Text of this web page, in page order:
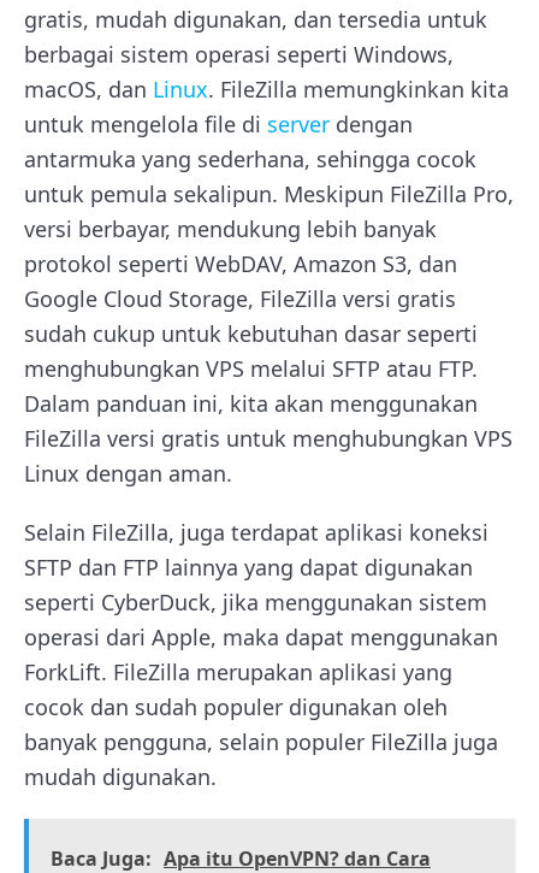
gratis, mudah digunakan, dan tersedia untuk
berbagai sistem operasi seperti Windows,
macOS, dan Linux. FileZilla memungkinkan kita
untuk mengelola file di server dengan
antarmuka yang sederhana, sehingga cocok
untuk pemula sekalipun. Meskipun FileZilla Pro,
versi berbayar, mendukung lebih banyak
protokol seperti WebDAV, Amazon S3, dan
Google Cloud Storage, FileZilla versi gratis
sudah cukup untuk kebutuhan dasar seperti
menghubungkan VPS melalui SFTP atau FTP.
Dalam panduan ini, kita akan menggunakan
FileZilla versi gratis untuk menghubungkan VPS
Linux dengan aman.
Selain FileZilla, juga terdapat aplikasi koneksi
SFTP dan FTP lainnya yang dapat digunakan
seperti CyberDuck, jika menggunakan sistem
operasi dari Apple, maka dapat menggunakan
ForkLift. FileZilla merupakan aplikasi yang
cocok dan sudah populer digunakan oleh
banyak pengguna, selain populer FileZilla juga
mudah digunakan.
Baca Juga: Apa itu OpenVPN? dan Cara